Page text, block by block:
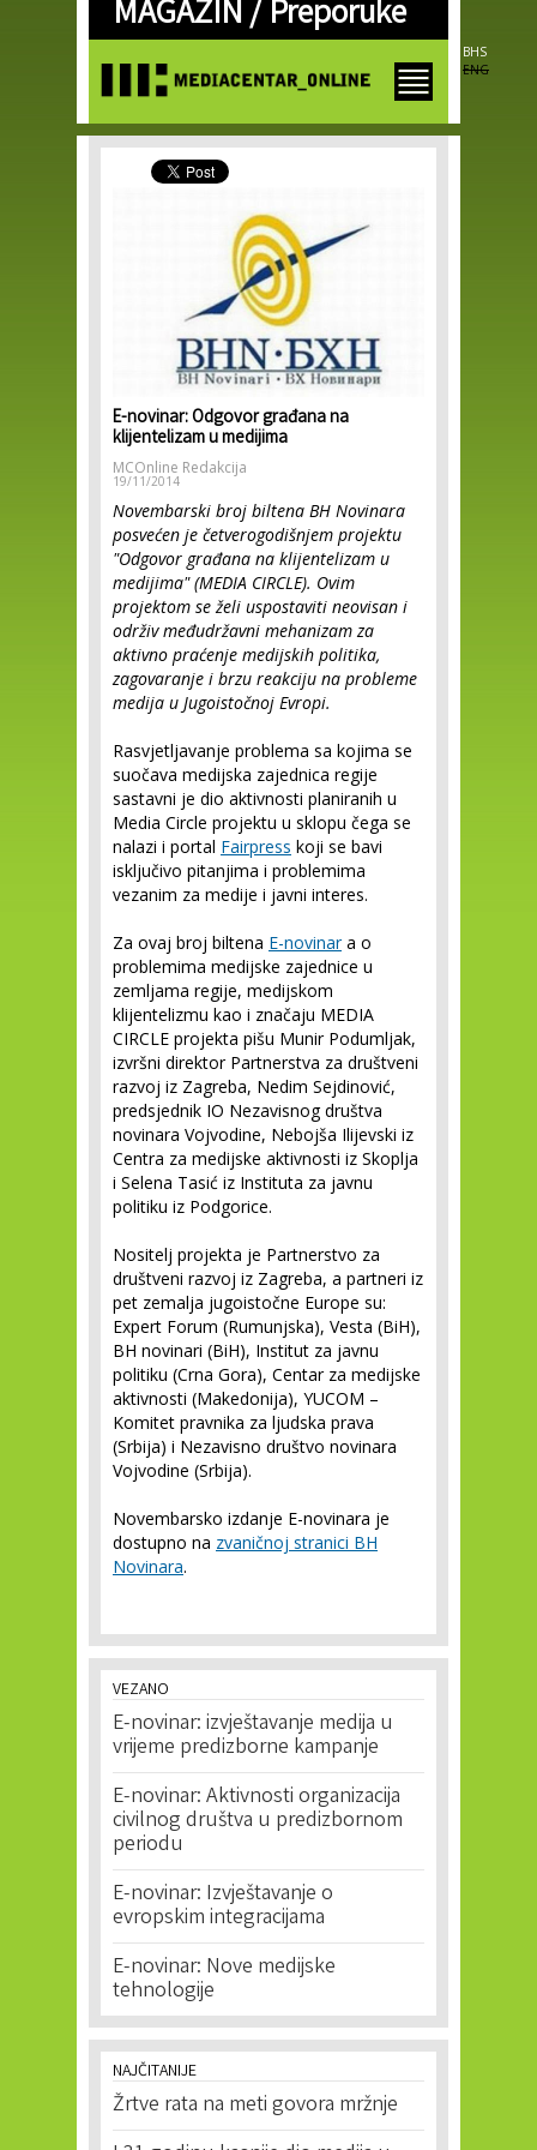
Skip to
main
MAGAZIN /Preporuke
BHS
ENG
E-novinar: Odgovor građana na
klijentelizam u medijima
MCOnline Redakcija
19/11/2014
Novembarski broj biltena BH Novinara
posvećen je četverogodišnjem projektu
"Odgovor građana na klijentelizam u
medijima" (MEDIA CIRCLE). Ovim
projektom se želi uspostaviti neovisan i
održiv međudržavni mehanizam za
aktivno praćenje medijskih politika,
zagovaranje i brzu reakciju na probleme
medija u Jugoistočnoj Evropi.
Rasvjetljavanje problema sa kojima se
suočava medijska zajednica regije
sastavni je dio aktivnosti planiranih u
Media Circle projektu u sklopu čega se
nalazi i portal Fairpress koji se bavi
isključivo pitanjima i problemima
vezanim za medije i javni interes.
Za ovaj broj biltena E-novinara o
problemima medijske zajednice u
zemljama regije, medijskom
klijentelizmu kao i značaju MEDIA
CIRCLE projekta pišu Munir Podumljak,
izvršni direktor Partnerstva za društveni
razvoj iz Zagreba, Nedim Sejdinović,
predsjednik IO Nezavisnog društva
novinara Vojvodine, Nebojša Ilijevski iz
Centra za medijske aktivnosti iz Skoplja
i Selena Tasić iz Instituta za javnu
politiku iz Podgorice.
Nositelj projekta je Partnerstvo za
društveni razvoj iz Zagreba, a partneri iz
pet zemalja jugoistočne Europe su:
Expert Forum (Rumunjska), Vesta (BiH),
BH novinari (BiH), Institut za javnu
politiku (Crna Gora), Centar za medijske
aktivnosti (Makedonija), YUCOM –
Komitet pravnika za ljudska prava
(Srbija) i Nezavisno društvo novinara
Vojvodine (Srbija).
Novembarsko izdanje E-novinara je
dostupno na zvaničnoj stranici BH
Novinara.
VEZANO
E-novinar: izvještavanje medija u
vrijeme predizborne kampanje
E-novinar: Aktivnosti organizacija
civilnog društva u predizbornom
periodu
E-novinar: Izvještavanje o
evropskim integracijama
E-novinar: Nove medijske
tehnologije
NAJČITANIJE
Žrtve rata na meti govora mržnje